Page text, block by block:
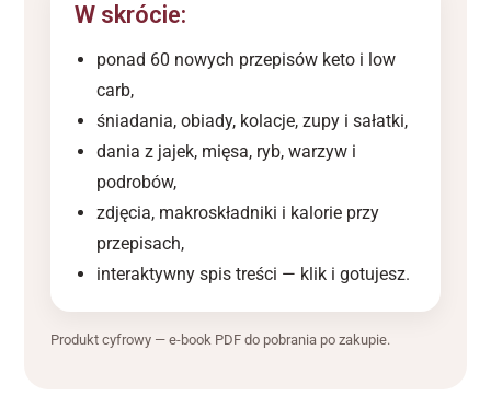
W skrócie:
ponad 60 nowych przepisów keto i low
carb,
śniadania, obiady, kolacje, zupy i sałatki,
dania z jajek, mięsa, ryb, warzyw i
podrobów,
zdjęcia, makroskładniki i kalorie przy
przepisach,
interaktywny spis treści — klik i gotujesz.
Produkt cyfrowy — e-book PDF do pobrania po zakupie.